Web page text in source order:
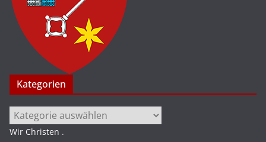
Kategorien
Kategorien
Wir Christen .